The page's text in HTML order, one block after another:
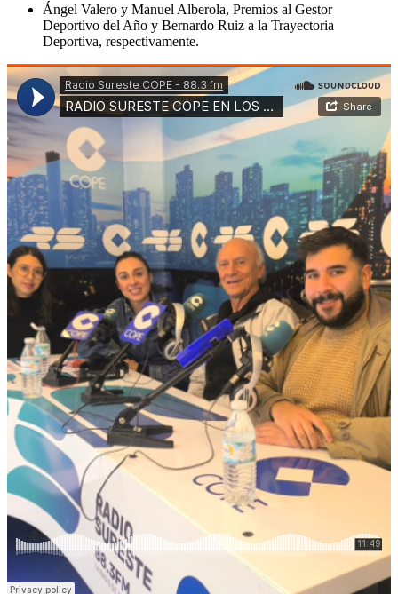
Ángel Valero y Manuel Alberola, Premios al Gestor
Deportivo del Año y Bernardo Ruiz a la Trayectoria
Deportiva, respectivamente.